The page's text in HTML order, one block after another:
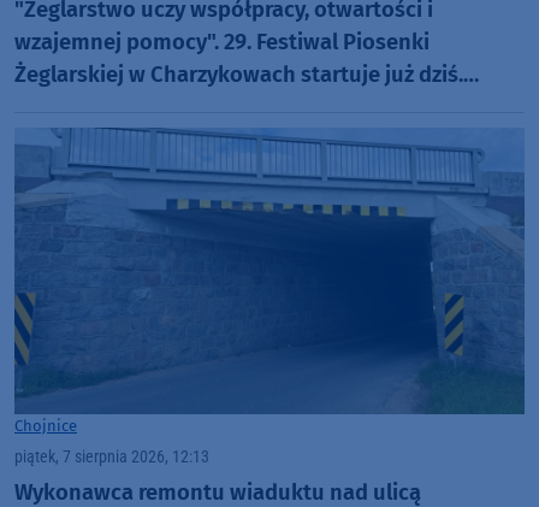
"Żeglarstwo uczy współpracy, otwartości i
wzajemnej pomocy". 29. Festiwal Piosenki
Żeglarskiej w Charzykowach startuje już dziś.
Chojnice
piątek, 7 sierpnia 2026, 12:13
Wykonawca remontu wiaduktu nad ulicą